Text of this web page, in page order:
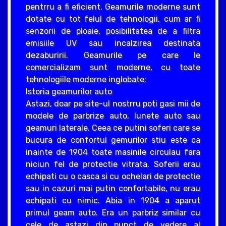
pentrru a fi eficient. Geamurile moderne sunt
dotate cu tot felul de tehnologii, cum ar fi
senzorii de ploaie, posibilitatea de a filtra
emisiile UV sau incalzirea destinata
dezaburirii. Geamurile pe care le
comercializam sunt moderne, cu toate
tehnologiile moderne inglobate;
Istoria geamurilor auto
Astazi, doar pe site-ul nostrru poti gasi mii de
modele de parbrize auto, lunete auto sau
geamuri laterale. Ceea ce putini soferi care se
bucura de confortul gemurilor stiu este ca
inainte de 1904 toate masinile circulau fara
niciun fel de protectie vitrata. Soferii erau
echipati cu o casca si cu ochelari de protectie
sau in cazuri mai putin confortabile, nu erau
echipati cu nimic. Abia in 1904 a aparut
primul geam auto. Era un parbriz similar cu